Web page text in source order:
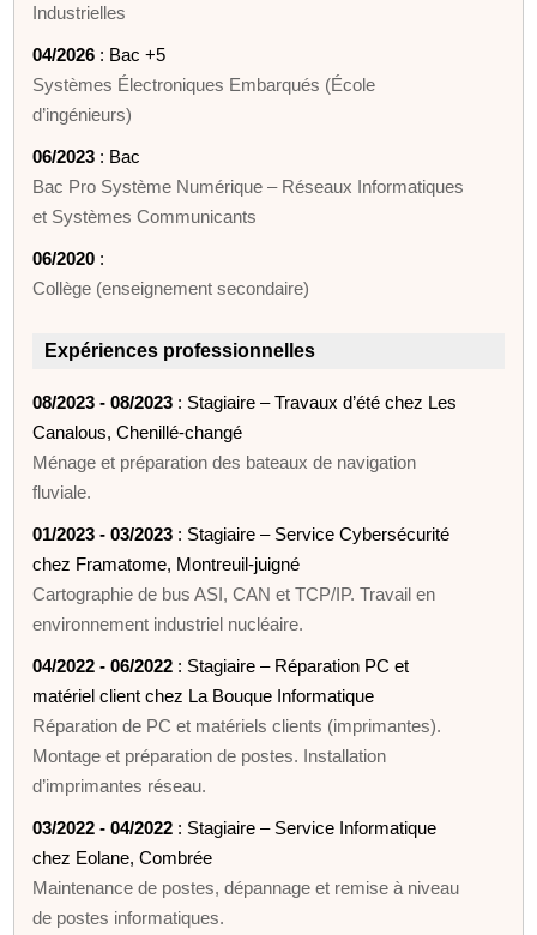
Industrielles
04/2026 : Bac +5
Systèmes Électroniques Embarqués (École
d’ingénieurs)
06/2023 : Bac
Bac Pro Système Numérique – Réseaux Informatiques
et Systèmes Communicants
06/2020 :
Collège (enseignement secondaire)
Expériences professionnelles
08/2023 - 08/2023 : Stagiaire – Travaux d’été chez Les
Canalous, Chenillé‑changé
Ménage et préparation des bateaux de navigation
fluviale.
01/2023 - 03/2023 : Stagiaire – Service Cybersécurité
chez Framatome, Montreuil‑juigné
Cartographie de bus ASI, CAN et TCP/IP. Travail en
environnement industriel nucléaire.
04/2022 - 06/2022 : Stagiaire – Réparation PC et
matériel client chez La Bouque Informatique
Réparation de PC et matériels clients (imprimantes).
Montage et préparation de postes. Installation
d’imprimantes réseau.
03/2022 - 04/2022 : Stagiaire – Service Informatique
chez Eolane, Combrée
Maintenance de postes, dépannage et remise à niveau
de postes informatiques.